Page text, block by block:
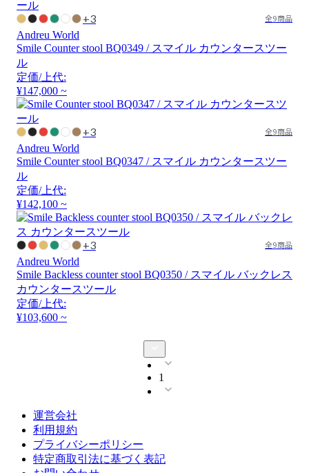
+3 全9商品
Andreu World
Smile Counter stool BQ0349 / スマイル カウンタースツー
ル
定価/上代:
¥147,000 ~
+3 全9商品
Andreu World
Smile Counter stool BQ0347 / スマイル カウンタースツー
ル
定価/上代:
¥142,100 ~
+3 全9商品
Andreu World
Smile Backless counter stool BQ0350 / スマイル バックレス
カウンタースツール
定価/上代:
¥103,600 ~
1
運営会社
利用規約
プライバシーポリシー
特定商取引法に基づく表記